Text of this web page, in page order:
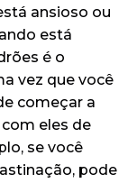
ansioso ou
está
é o
vez que você
começar a
eles de
se você
pode